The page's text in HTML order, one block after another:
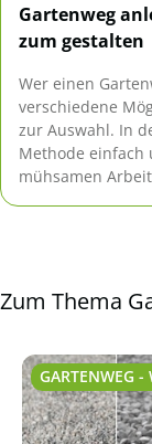
Gartenweg
zum gestalten
Wer einen
verschiedene
zur Auswahl. In
Methode einfach
mühsamen
ein Netz an
Zum Thema
GARTENWEG -